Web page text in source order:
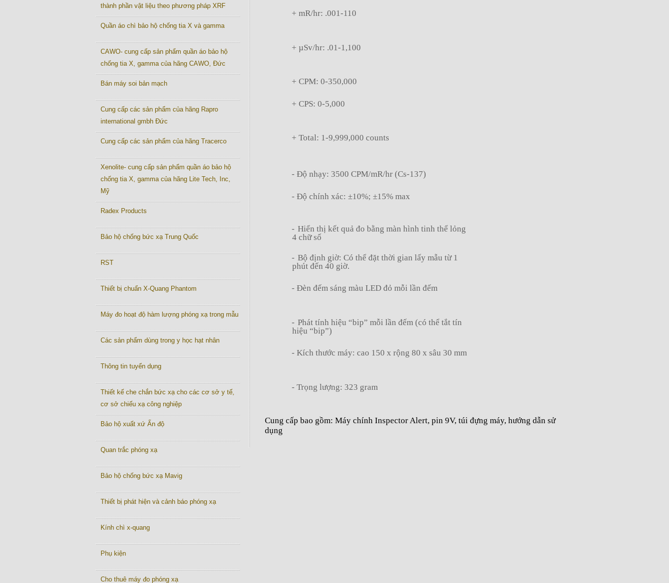
thành phần vật liệu theo phương pháp XRF
Quần áo chì bảo hộ chống tia X và gamma
CAWO- cung cấp sản phẩm quần áo bảo hộ
chống tia X, gamma của hãng CAWO, Đức
Bán máy soi bản mạch
Cung cấp các sản phẩm của hãng Rapro
international gmbh Đức
Cung cấp các sản phẩm của hãng Tracerco
Xenolite- cung cấp sản phẩm quần áo bảo hộ
chống tia X, gamma của hãng Lite Tech, Inc,
Mỹ
Radex Products
Bảo hộ chống bức xạ Trung Quốc
RST
Thiết bị chuẩn X-Quang Phantom
Máy đo hoạt độ hàm lượng phóng xạ trong mẫu
Các sản phẩm dùng trong y học hạt nhân
Thông tin tuyển dụng
Thiết kế che chắn bức xạ cho các cơ sở y tế,
cơ sở chiếu xạ công nghiệp
Bảo hộ xuất xứ Ấn độ
Quan trắc phóng xạ
Bảo hộ chống bức xạ Mavig
Thiết bị phát hiện và cảnh báo phóng xạ
Kính chì x-quang
Phụ kiện
Cho thuê máy đo phóng xạ
+ mR/hr: .001-110
+ µSv/hr: .01-1,100
+ CPM: 0-350,000
+ CPS: 0-5,000
+ Total: 1-9,999,000 counts
- Độ nhạy: 3500 CPM/mR/hr (Cs-137)
- Độ chính xác: ±10%; ±15% max
- Hiển thị kết quả đo bằng màn hình tinh thể lỏng
4 chữ số
- Bộ định giờ: Có thể đặt thời gian lấy mẫu từ 1
phút đến 40 giờ.
- Đèn đếm sáng màu LED đỏ mỗi lần đếm
- Phát tính hiệu “bip” mỗi lần đếm (có thể tắt tín
hiệu “bip”)
- Kích thước máy: cao 150 x rộng 80 x sâu 30 mm
- Trọng lượng: 323 gram
Cung cấp bao gồm: Máy chính Inspector Alert, pin 9V, túi đựng máy, hướng dẫn sử
dụng